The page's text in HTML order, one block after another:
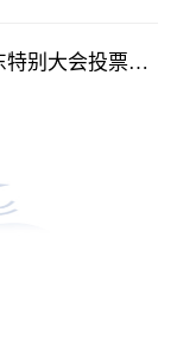
别大会投票通